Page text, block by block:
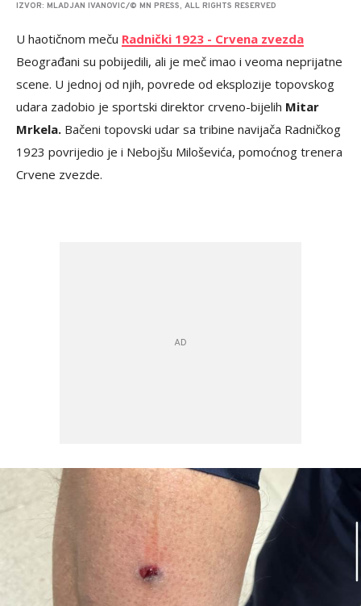
IZVOR: MLADJAN IVANOVIC/© MN PRESS, ALL RIGHTS RESERVED
U haotičnom meču Radnički 1923 - Crvena zvezda
Beograđani su pobijedili, ali je meč imao i veoma neprijatne
scene. U jednoj od njih, povrede od eksplozije topovskog
udara zadobio je sportski direktor crveno-bijelih Mitar
Mrkela. Bačeni topovski udar sa tribine navijača Radničkog
1923 povrijedio je i Nebojšu Miloševića, pomoćnog trenera
Crvene zvezde.